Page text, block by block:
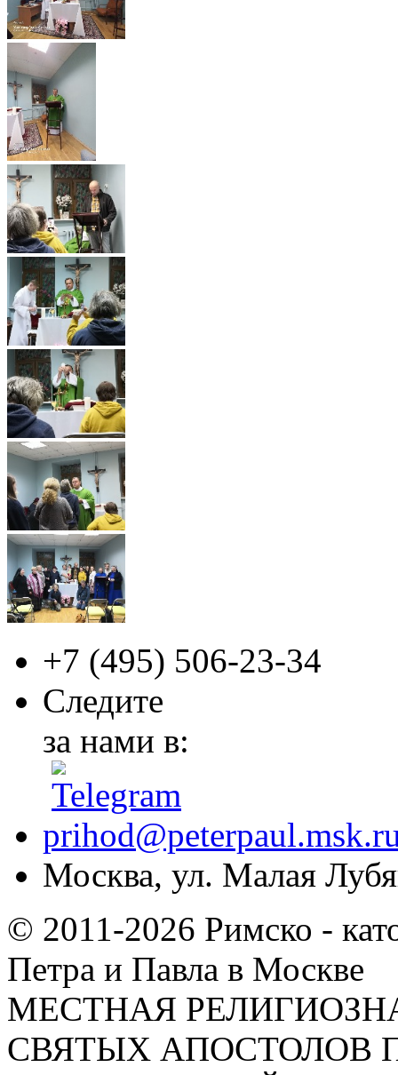
+7 (495) 506-23-34
Следите
за нами в:
Москва, ул. Малая
© 2011-2026 Римско -
Петра и Павла в Москве
МЕСТНАЯ
СВЯТЫХ АПОСТОЛОВ